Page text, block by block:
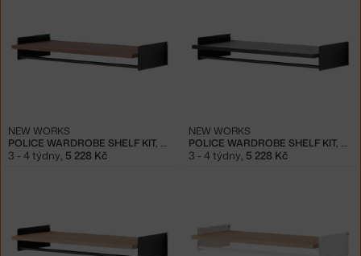
POLICE WARDROBE SHELF KIT, WALNUT/BLACK
NEW WORKS
3 - 4 týdny, 5 228 Kč
POLICE WARDROBE SHELF KIT, BLACK ASH/BLACK
NEW WORKS
3 - 4 týdny, 5 228 Kč